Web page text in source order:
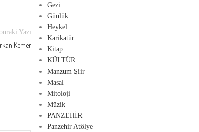
Yazı
Kemer
Gezi
Günlük
Heykel
Karikatür
Kitap
KÜLTÜR
Manzum Şiir
Masal
Mitoloji
Müzik
PANZEHİR
Panzehir Atölye